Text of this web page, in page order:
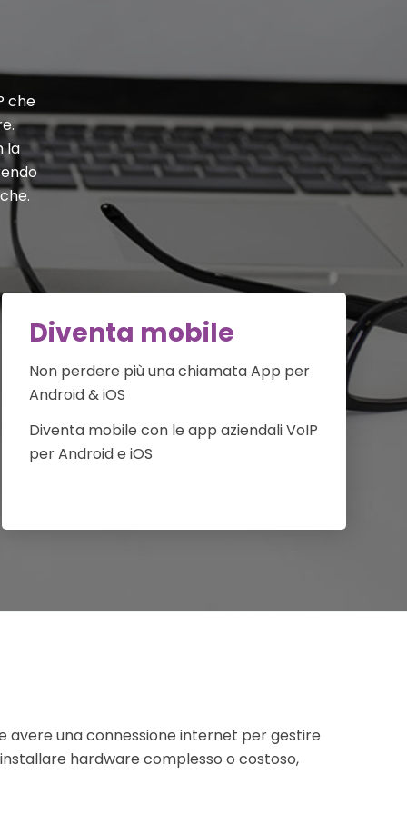
che
la
Diventa mobile
Non perdere più una chiamata App per
Android & iOS
Diventa mobile con le app aziendali VoIP
per Android e iOS
avere una connessione internet per gestire
hardware complesso o costoso,